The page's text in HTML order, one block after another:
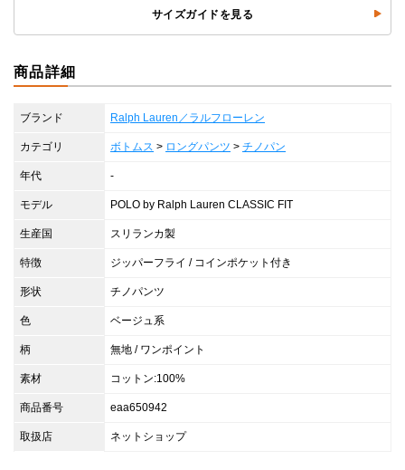
サイズガイドを見る
商品詳細
ブランド Ralph Lauren／ラルフローレン
カテゴリ ボトムス > ロングパンツ > チノパン
年代 -
モデル POLO by Ralph Lauren CLASSIC FIT
生産国 スリランカ製
特徴 ジッパーフライ / コインポケット付き
形状 チノパンツ
色 ベージュ系
柄 無地 / ワンポイント
素材 コットン:100%
商品番号 eaa650942
取扱店 ネットショップ